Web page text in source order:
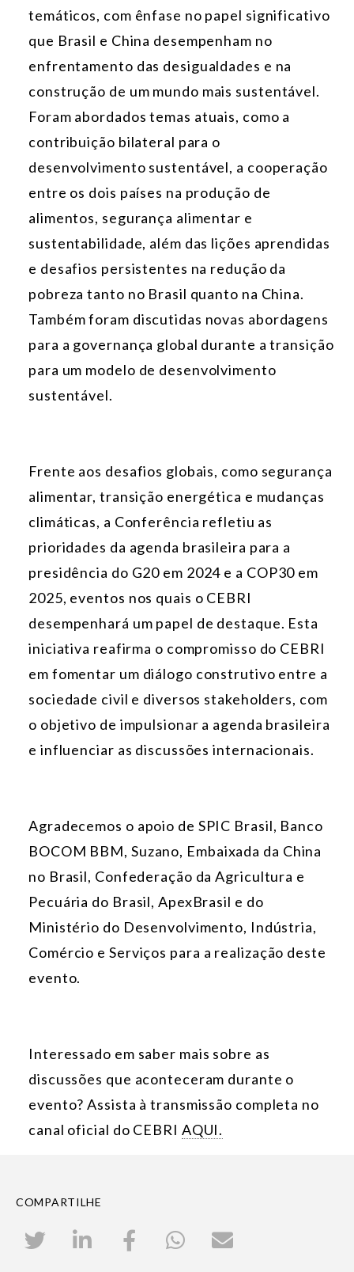
temáticos, com ênfase no papel significativo
que Brasil e China desempenham no
enfrentamento das desigualdades e na
construção de um mundo mais sustentável.
Foram abordados temas atuais, como a
contribuição bilateral para o
desenvolvimento sustentável, a cooperação
entre os dois países na produção de
alimentos, segurança alimentar e
sustentabilidade, além das lições aprendidas
e desafios persistentes na redução da
pobreza tanto no Brasil quanto na China.
Também foram discutidas novas abordagens
para a governança global durante a transição
para um modelo de desenvolvimento
sustentável.
Frente aos desafios globais, como segurança
alimentar, transição energética e mudanças
climáticas, a Conferência refletiu as
prioridades da agenda brasileira para a
presidência do G20 em 2024 e a COP30 em
2025, eventos nos quais o CEBRI
desempenhará um papel de destaque. Esta
iniciativa reafirma o compromisso do CEBRI
em fomentar um diálogo construtivo entre a
sociedade civil e diversos stakeholders, com
o objetivo de impulsionar a agenda brasileira
e influenciar as discussões internacionais.
Agradecemos o apoio de SPIC Brasil, Banco
BOCOM BBM, Suzano, Embaixada da China
no Brasil, Confederação da Agricultura e
Pecuária do Brasil, ApexBrasil e do
Ministério do Desenvolvimento, Indústria,
Comércio e Serviços para a realização deste
evento.
Interessado em saber mais sobre as
discussões que aconteceram durante o
evento? Assista à transmissão completa no
canal oficial do CEBRI AQUI.
COMPARTILHE